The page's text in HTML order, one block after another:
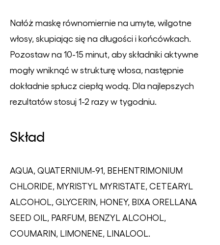
Nałóż maskę równomiernie na umyte, wilgotne
włosy, skupiając się na długości i końcówkach.
Pozostaw na 10-15 minut, aby składniki aktywne
mogły wniknąć w strukturę włosa, następnie
dokładnie spłucz ciepłą wodą. Dla najlepszych
rezultatów stosuj 1-2 razy w tygodniu.
Skład
AQUA, QUATERNIUM-91, BEHENTRIMONIUM
CHLORIDE, MYRISTYL MYRISTATE, CETEARYL
ALCOHOL, GLYCERIN, HONEY, BIXA ORELLANA
SEED OIL, PARFUM, BENZYL ALCOHOL,
COUMARIN, LIMONENE, LINALOOL.